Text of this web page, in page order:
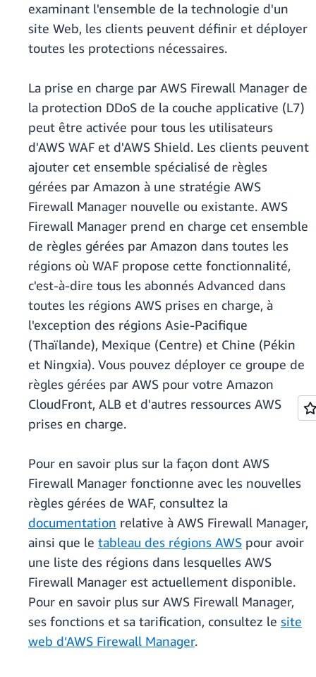
examinant l'ensemble de la technologie d'un
site Web, les clients peuvent définir et déployer
toutes les protections nécessaires.
La prise en charge par AWS Firewall Manager de
la protection DDoS de la couche applicative (L7)
peut être activée pour tous les utilisateurs
d'AWS WAF et d'AWS Shield. Les clients peuvent
ajouter cet ensemble spécialisé de règles
gérées par Amazon à une stratégie AWS
Firewall Manager nouvelle ou existante. AWS
Firewall Manager prend en charge cet ensemble
de règles gérées par Amazon dans toutes les
régions où WAF propose cette fonctionnalité,
c'est-à-dire tous les abonnés Advanced dans
toutes les régions AWS prises en charge, à
l'exception des régions Asie-Pacifique
(Thaïlande), Mexique (Centre) et Chine (Pékin
et Ningxia). Vous pouvez déployer ce groupe de
règles gérées par AWS pour votre Amazon
CloudFront, ALB et d'autres ressources AWS
prises en charge.
Pour en savoir plus sur la façon dont AWS
Firewall Manager fonctionne avec les nouvelles
règles gérées de WAF, consultez la
documentation relative à AWS Firewall Manager,
ainsi que le tableau des régions AWS pour avoir
une liste des régions dans lesquelles AWS
Firewall Manager est actuellement disponible.
Pour en savoir plus sur AWS Firewall Manager,
ses fonctions et sa tarification, consultez le site
web d’AWS Firewall Manager.